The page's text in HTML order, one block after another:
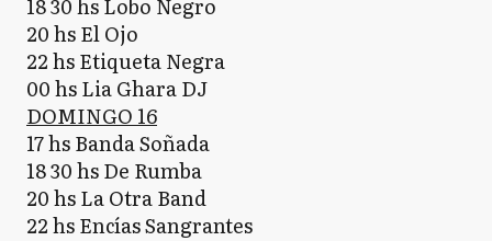
20 hs El Ojo
22 hs Etiqueta Negra
00 hs Lia Ghara DJ
DOMINGO 16
17 hs Banda Soñada
18 30 hs De Rumba
20 hs La Otra Band
22 hs Encías Sangrantes